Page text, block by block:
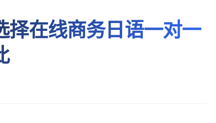
择在线商务日语一对一